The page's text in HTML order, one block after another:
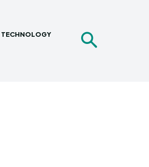
TECHNOLOGY